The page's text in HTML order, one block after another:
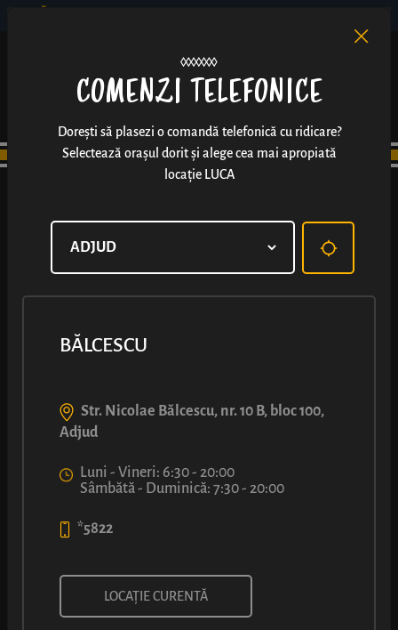
CovriLUCA®
COMENZI TELEFONICE
Dorești să plasezi o comandă telefonică cu ridicare?
Selectează orașul dorit și alege cea mai apropiată
locație LUCA
BĂLCESCU
Str. Nicolae Bălcescu, nr. 10 B, bloc 100,
Adjud
Luni - Vineri: 6:30 - 20:00
Sâmbătă - Duminică: 7:30 - 20:00
*5822
LOCAȚIE CURENTĂ